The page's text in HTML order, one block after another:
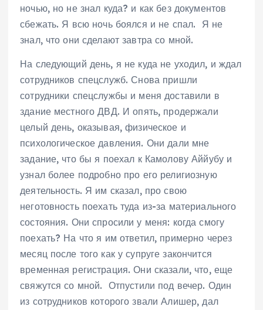
ночью, но не знал куда? и как без документов
сбежать. Я всю ночь боялся и не спал. Я не
знал, что они сделают завтра со мной.
На следующий день, я не куда не уходил, и ждал
сотрудников спецслужб. Снова пришли
сотрудники спецслужбы и меня доставили в
здание местного ДВД. И опять, продержали
целый день, оказывая, физическое и
психологическое давления. Они дали мне
задание, что бы я поехал к Камолову Аййубу и
узнал более подробно про его религиозную
деятельность. Я им сказал, про свою
неготовность поехать туда из-за материального
состояния. Они спросили у меня: когда смогу
поехать? На что я им ответил, примерно через
месяц после того как у супруге закончится
временная регистрация. Они сказали, что, еще
свяжутся со мной. Отпустили под вечер. Один
из сотрудников которого звали Алишер, дал